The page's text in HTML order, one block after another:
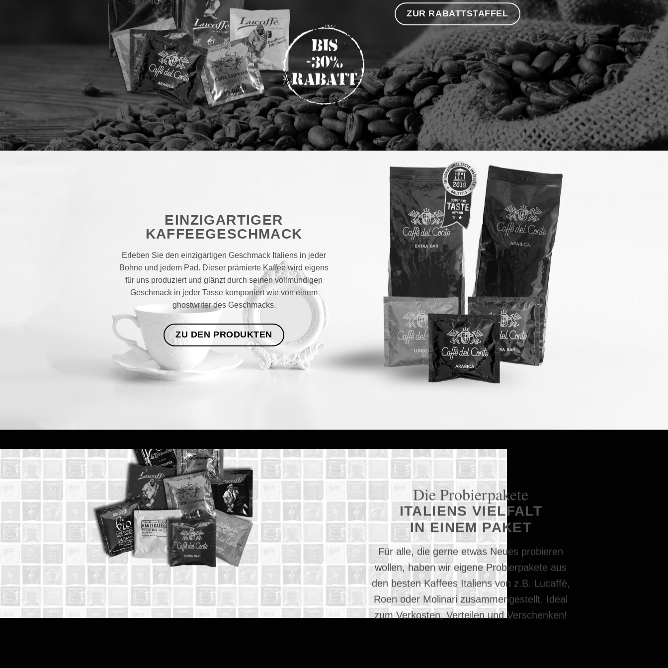
ZUR RABATTSTAFFEL
EINZIGARTIGER
KAFFEEGESCHMACK
Erleben Sie den einzigartigen Geschmack Italiens in jeder
Bohne und jedem Pad. Dieser prämierte Kaffee wird eigens
für uns produziert und glänzt durch seinen vollmundigen
Geschmack in jeder Tasse komponiert wie von einem
ghostwriterdes Geschmacks.
ZU DEN PRODUKTEN
Die Probierpakete
ITALIENS VIELFALT
IN EINEM PAKET
Für alle, die gerne etwas Neues probieren
wollen, haben wir eigene Probierpakete aus
den besten Kaffees Italiens von z.B. Lucaffè,
Roen oder Molinari zusammengestellt. Ideal
zum Verkosten, Verteilen und Verschenken!